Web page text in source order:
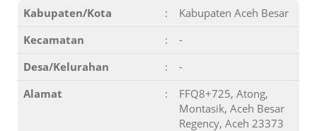
Kabupaten/Kota :
Kabupaten Aceh Besar
Kecamatan
:
-
Desa/Kelurahan
:
-
Alamat
:
FFQ8+725, Atong,
Montasik, Aceh Besar
Regency, Aceh 23373